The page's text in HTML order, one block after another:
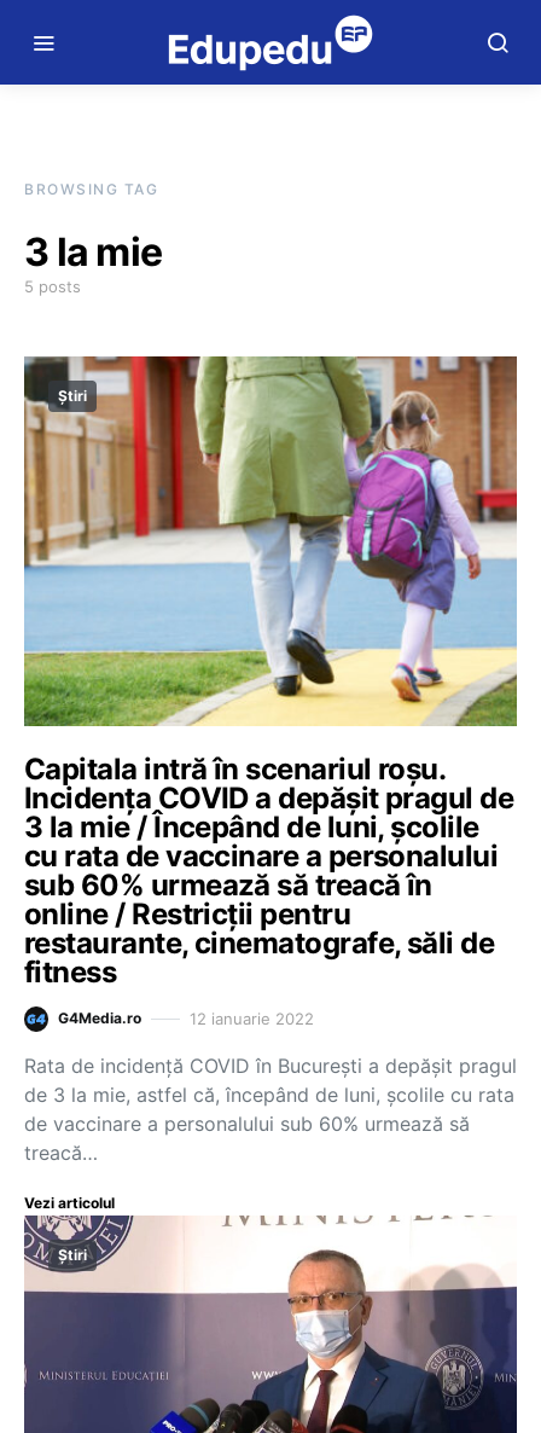
BROWSING TAG
3 la mie
5 posts
Știri
Capitala intră în scenariul roșu.
Incidența COVID a depășit pragul de
3 la mie / Începând de luni, școlile
cu rata de vaccinare a personalului
sub 60% urmează să treacă în
online / Restricții pentru
restaurante, cinematografe, săli de
fitness
G4Media.ro 12 ianuarie 2022
Rata de incidență COVID în București a depășit pragul
de 3 la mie, astfel că, începând de luni, școlile cu rata
de vaccinare a personalului sub 60% urmează să
treacă…
Vezi articolul
Știri